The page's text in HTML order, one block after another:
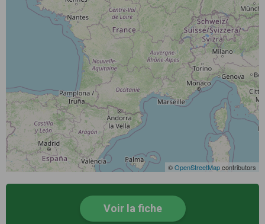
©OpenStreetMapcontributors
Voir la fiche